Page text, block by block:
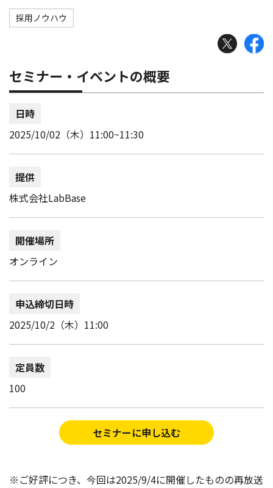
採用ノウハウ
セミナー・イベントの概要
日時
2025/10/02（木）11:00~11:30
提供
株式会社LabBase
開催場所
オンライン
申込締切日時
2025/10/2（木）11:00
定員数
100
セミナーに申し込む
※ご好評につき、今回は2025/9/4に開催したものの再放送